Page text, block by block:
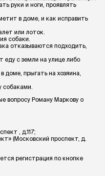
руки и ноги, проявлять
в доме, и как исправить
или лоток.
собаки.
отказываются подходить,
еду с земли на улице либо
доме, прыгать на хозяина,
вопросу Роману Маркову о
, д.117;
(Московский проспект, д.
регистрация по кнопке